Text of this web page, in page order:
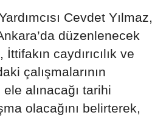
Cevdet Yılmaz,
düzenlenecek
caydırıcılık ve
çalışmalarının
alınacağı tarihi
olacağını belirterek,